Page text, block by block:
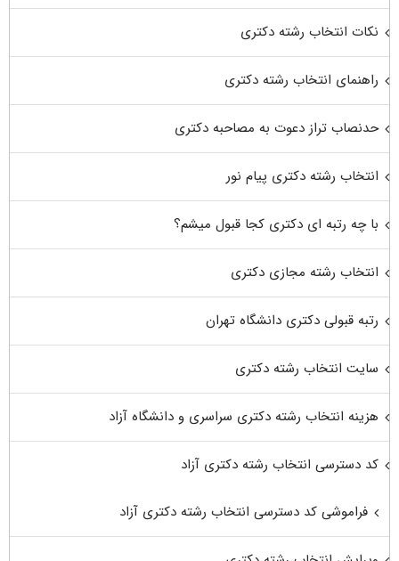
نکات انتخاب رشته دکتری
راهنمای انتخاب رشته دکتری
حدنصاب تراز دعوت به مصاحبه دکتری
انتخاب رشته دکتری پیام نور
با چه رتبه ای دکتری کجا قبول میشم؟
انتخاب رشته مجازی دکتری
رتبه قبولی دکتری دانشگاه تهران
سایت انتخاب رشته دکتری
هزینه انتخاب رشته دکتری سراسری و دانشگاه آزاد
کد دسترسی انتخاب رشته دکتری آزاد
فراموشی کد دسترسی انتخاب رشته دکتری آزاد